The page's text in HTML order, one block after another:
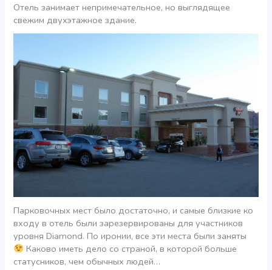
Отель занимает непримечательное, но выглядящее
свежим двухэтажное здание.
Парковочных мест было достаточно, и самые близкие ко
входу в отель были зарезервированы для участников
уровня Diamond. По иронии, все эти места были заняты
Каково иметь дело со страной, в которой больше
статусников, чем обычных людей…